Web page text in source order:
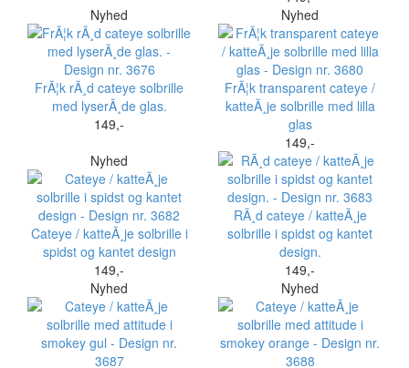
Nyhed
FrÃ¦k rÃ¸d cateye solbrille
med lyserÃ¸de glas.
149,-
Nyhed
FrÃ¦k transparent cateye /
katteÃ¸je solbrille med lilla
glas
149,-
Nyhed
Cateye / katteÃ¸je solbrille i
spidst og kantet design
149,-
RÃ¸d cateye / katteÃ¸je
solbrille i spidst og kantet
design.
149,-
Nyhed
Nyhed